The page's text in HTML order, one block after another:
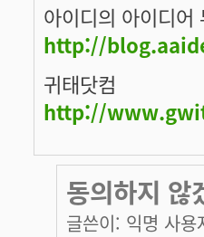
아이디의 아이디어
http://
귀태닷컴
http://
동의하지 않
글쓴이: 익명 사용